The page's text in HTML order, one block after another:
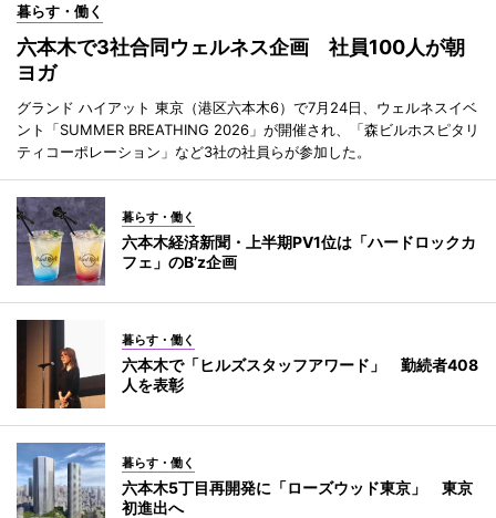
暮らす・働く
六本木で3社合同ウェルネス企画 社員100人が朝
ヨガ
グランド ハイアット 東京（港区六本木6）で7月24日、ウェルネスイベ
ント「SUMMER BREATHING 2026」が開催され、「森ビルホスピタリ
ティコーポレーション」など3社の社員らが参加した。
暮らす・働く
六本木経済新聞・上半期PV1位は「ハードロックカ
フェ」のB’z企画
暮らす・働く
六本木で「ヒルズスタッフアワード」 勤続者408
人を表彰
暮らす・働く
六本木5丁目再開発に「ローズウッド東京」 東京
初進出へ